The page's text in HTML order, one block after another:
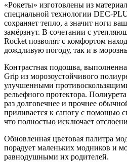
«Рокеты» изготовлены из
специальной технологии DEC-
сохраняет тепло, а значит ноги
замёрзнут. В сочетании с
Rocket позволят с комфортом
дождливую погоду, так и в
Контрастная подошва,
Grip из морозоустойчивого
улучшенными
рельефного протектора.
раз долговечнее и прочнее
приливается к сапогу с помощью
что полностью исключает
Обновленная цветовая палитра
порадует маленьких модников и
равнодушными их родителей.